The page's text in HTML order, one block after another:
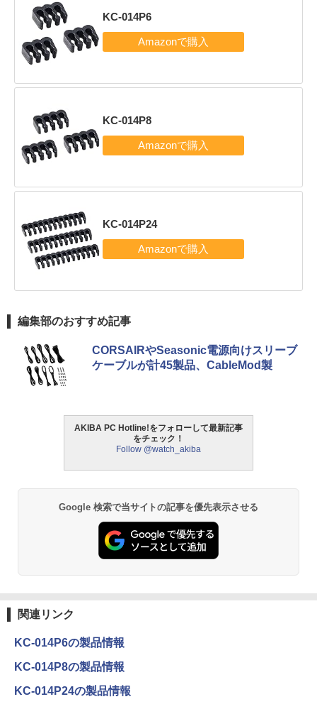
KC-014P6
KC-014P8
KC-014P24
編集部のおすすめ記事
CORSAIRやSeasonic電源向けスリーブ
ケーブルが計45製品、CableMod製
AKIBA PC Hotline!をフォローして最新記事
をチェック！
Follow @watch_akiba
Google 検索で当サイトの記事を優先表示させる
関連リンク
KC-014P6の製品情報
KC-014P8の製品情報
KC-014P24の製品情報